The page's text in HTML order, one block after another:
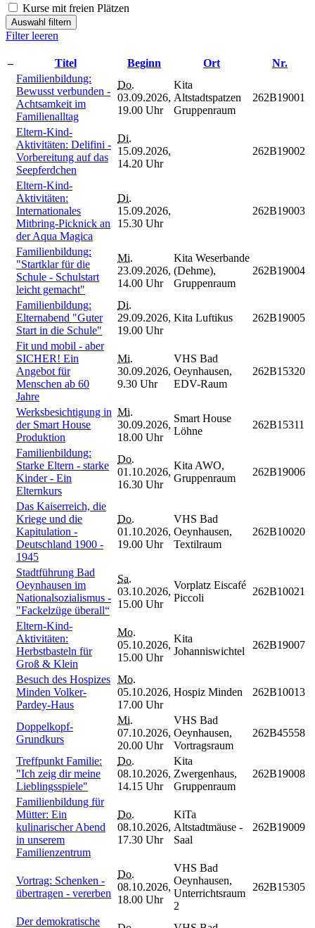
Kurse mit freien Plätzen
Auswahl filtern
Filter leeren
– Titel Beginn Ort
Nr.
Familienbildung:
Bewusst verbunden -
Achtsamkeit im
Familienalltag
Do.
03.09.2026,
19.00 Uhr
Kita
Altstadtspatzen
Gruppenraum
262B19001
Eltern-Kind-
Aktivitäten: Delifini -
Vorbereitung auf das
Seepferdchen
Di.
15.09.2026,
14.20 Uhr
262B19002
Eltern-Kind-
Aktivitäten:
Internationales
Mitbring-Picknick an
der Aqua Magica
Di.
15.09.2026,
15.30 Uhr
262B19003
Familienbildung:
"Startklar für die
Schule - Schulstart
leicht gemacht"
Mi.
23.09.2026,
14.00 Uhr
Kita Weserbande
(Dehme),
Gruppenraum
262B19004
Familienbildung:
Elternabend "Guter
Start in die Schule"
Di.
29.09.2026,
19.00 Uhr
Kita Luftikus 262B19005
Fit und mobil - aber
SICHER! Ein
Angebot für
Menschen ab 60
Jahre
Mi.
30.09.2026,
9.30 Uhr
VHS Bad
Oeynhausen,
EDV-Raum
262B15320
Werksbesichtigung in
der Smart House
Produktion
Mi.
30.09.2026,
18.00 Uhr
Smart House
Löhne
262B15311
Familienbildung:
Starke Eltern - starke
Kinder - Ein
Elternkurs
Do.
01.10.2026,
16.30 Uhr
Kita AWO,
Gruppenraum
262B19006
Das Kaiserreich, die
Kriege und die
Kapitulation -
Deutschland 1900 -
1945
Do.
01.10.2026,
19.00 Uhr
VHS Bad
Oeynhausen,
Textilraum
262B10020
Stadtführung Bad
Oeynhausen im
Nationalsozialismus -
"Fackelzüge überall“
Sa.
03.10.2026,
15.00 Uhr
Vorplatz Eiscafé
Piccoli
262B10021
Eltern-Kind-
Aktivitäten:
Herbstbasteln für
Groß & Klein
Mo.
05.10.2026,
15.00 Uhr
Kita
Johanniswichtel
262B19007
Besuch des Hospizes
Minden Volker-
Pardey-Haus
Mo.
05.10.2026,
17.00 Uhr
Hospiz Minden 262B10013
Doppelkopf-
Grundkurs
Mi.
07.10.2026,
20.00 Uhr
VHS Bad
Oeynhausen,
Vortragsraum
262B45558
Treffpunkt Familie:
"Ich zeig dir meine
Lieblingsspiele"
Do.
08.10.2026,
14.15 Uhr
Kita
Zwergenhaus,
Gruppenraum
262B19008
Familienbildung für
Mütter: Ein
kulinarischer Abend
in unserem
Familienzentrum
Do.
08.10.2026,
17.30 Uhr
KiTa
Altstadtmäuse -
Saal
262B19009
Vortrag: Schenken -
übertragen - vererben
Do.
08.10.2026,
18.00 Uhr
VHS Bad
Oeynhausen,
Unterrichtsraum
2
262B15305
Der demokratische